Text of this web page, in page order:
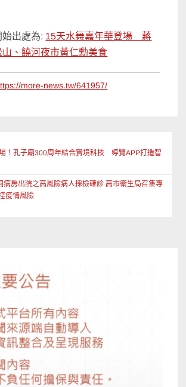
出處為: 15天水舞嘉年華登場 蔣
、饒河夜市黃仁勳美食
more-news.tw/641957/
！孔子廟300周年結合實境科技 導覽APP打造智
病房出院之高風險病人採檢確診 高市衛生局召集專
疫情風險